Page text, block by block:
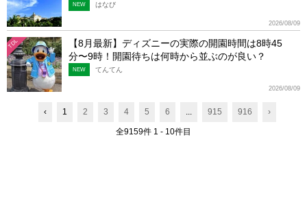
2026/08/09
NEW はなび
TDL
【8月最新】ディズニーの実際の開園時間は8時45
分〜9時！開園待ちは何時から並ぶのが良い？
2026/08/09
NEW てんてん
‹ 1 2 3 4 5 6 ... 915 916 ›
全9159件 1 - 10件目